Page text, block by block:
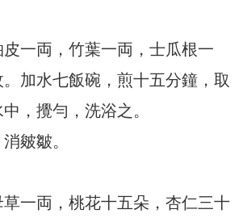
皮一両，竹葉一両，士瓜根一
加水七飯碗，煎十五分鐘，取
，攪勻，洗浴之。
皴皺。
草一両，桃花十五朵，杏仁三十